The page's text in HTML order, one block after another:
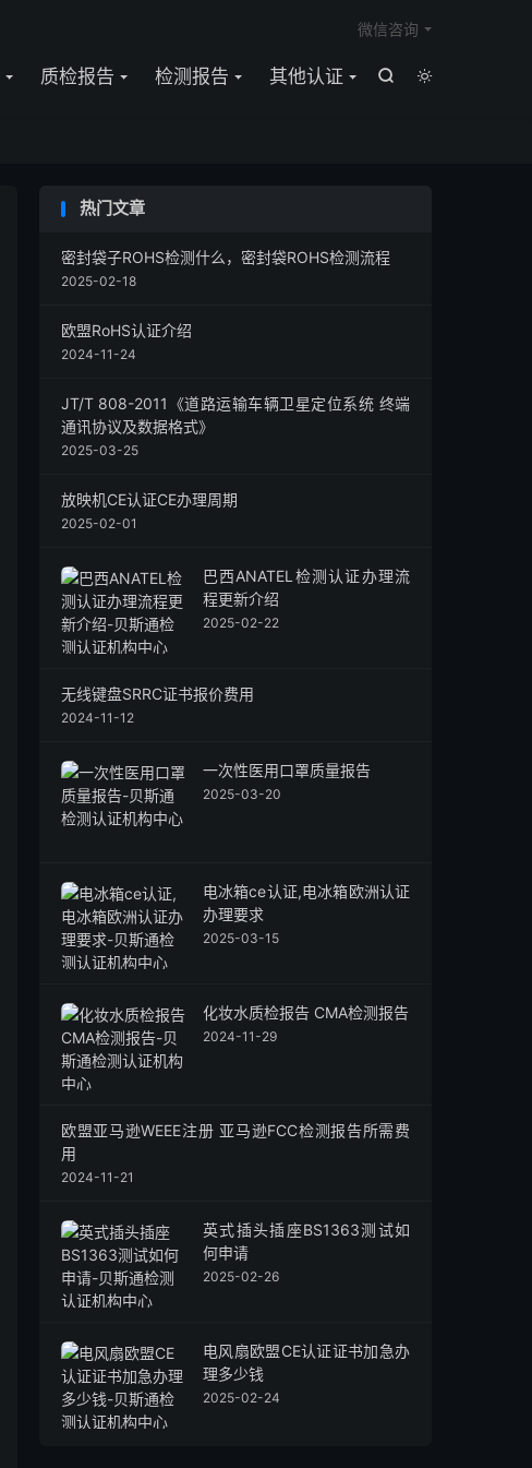


质检报告 检测报告 其他认证
微信咨询
热门文章
密封袋子ROHS检测什么，密封袋ROHS检测流程
2025-02-18
欧盟RoHS认证介绍
2024-11-24
JT/T 808-2011《道路运输车辆卫星定位系统 终端
通讯协议及数据格式》
2025-03-25
放映机CE认证CE办理周期
2025-02-01
巴西ANATEL检测认证办理流
程更新介绍
2025-02-22
无线键盘SRRC证书报价费用
2024-11-12
一次性医用口罩质量报告
2025-03-20
电冰箱ce认证,电冰箱欧洲认证
办理要求
2025-03-15
化妆水质检报告 CMA检测报告
2024-11-29
欧盟亚马逊WEEE注册 亚马逊FCC检测报告所需费
用
2024-11-21
英式插头插座BS1363测试如
何申请
2025-02-26
电风扇欧盟CE认证证书加急办
理多少钱
2025-02-24